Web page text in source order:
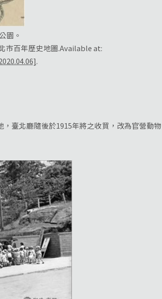
園。
市百年歷史地圖.Available at:
.
臺北廳隨後於1915年將之收買，改為官營動物